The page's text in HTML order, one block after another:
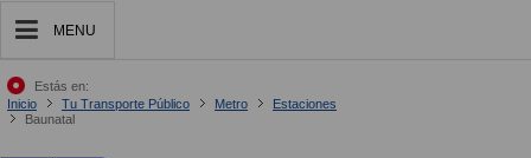
MENU
Estás en:
Inicio
Tu Transporte Público Metro
Estaciones
Baunatal